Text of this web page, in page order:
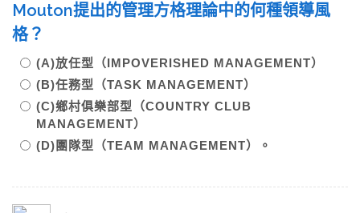
Mouton提出的管理方格理論中的何種領導風
格？
(A)放任型（IMPOVERISHED MANAGEMENT）
(B)任務型（TASK MANAGEMENT）
(C)鄉村俱樂部型（COUNTRY CLUB
MANAGEMENT）
(D)團隊型（TEAM MANAGEMENT）。